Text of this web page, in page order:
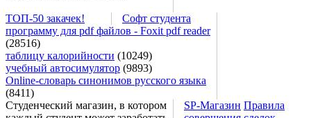
ТОП-50 закачек!
Софт студента
программу для pdf файлов - Foxit pdf reader
(28516)
таблицу калорийности (10249)
учебный автосимулятор (9893)
Online-словарь синонимов русского языка
(8411)
Студенческий магазин, в котором
SP-Магазин Правила